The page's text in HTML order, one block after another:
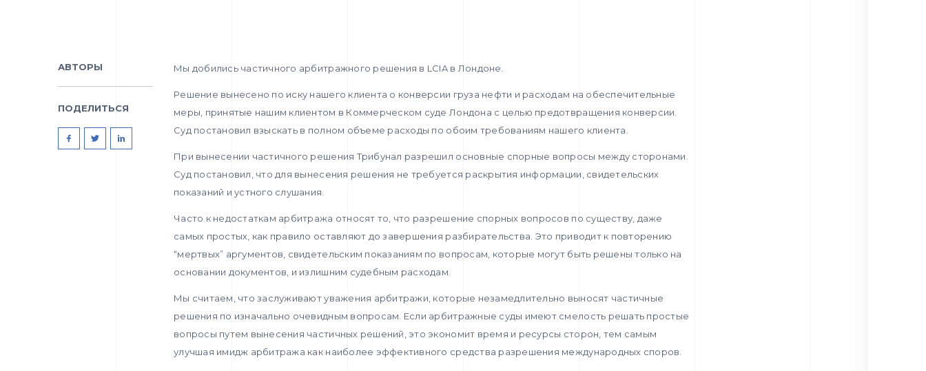
АВТОРЫ
ПОДЕЛИТЬСЯ
Мы добились частичного арбитражного решения в LCIA в Лондоне.
Решение вынесено по иску нашего клиента о конверсии груза нефти и расходам на обеспечительные
меры, принятые нашим клиентом в Коммерческом суде Лондона с целью предотвращения конверсии.
Суд постановил взыскать в полном объеме расходы по обоим требованиям нашего клиента.
При вынесении частичного решения Трибунал разрешил основные спорные вопросы между сторонами.
Суд постановил, что для вынесения решения не требуется раскрытия информации, свидетельских
показаний и устного слушания.
Часто к недостаткам арбитража относят то, что разрешение спорных вопросов по существу, даже
самых простых, как правило оставляют до завершения разбирательства. Это приводит к повторению
“мертвых” аргументов, свидетельским показаниям по вопросам, которые могут быть решены только на
основании документов, и излишним судебным расходам.
Мы считаем, что заслуживают уважения арбитражи, которые незамедлительно выносят частичные
решения по изначально очевидным вопросам. Если арбитражные суды имеют смелость решать простые
вопросы путем вынесения частичных решений, это экономит время и ресурсы сторон, тем самым
улучшая имидж арбитража как наиболее эффективного средства разрешения международных споров.